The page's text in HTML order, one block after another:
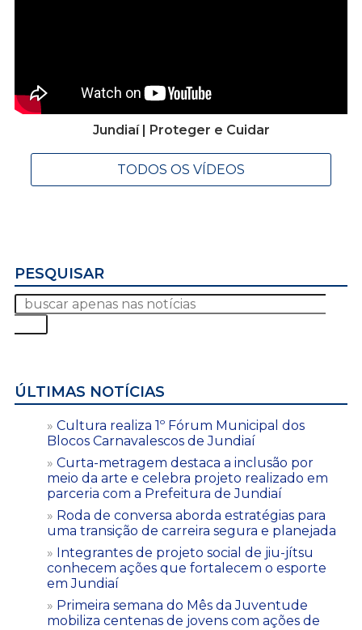
Jundiaí | Proteger e Cuidar
TODOS OS VÍDEOS
PESQUISAR
ÚLTIMAS NOTÍCIAS
Cultura realiza 1º Fórum Municipal dos
Blocos Carnavalescos de Jundiaí
Curta-metragem destaca a inclusão por
meio da arte e celebra projeto realizado em
parceria com a Prefeitura de Jundiaí
Roda de conversa aborda estratégias para
uma transição de carreira segura e planejada
Integrantes de projeto social de jiu-jítsu
conhecem ações que fortalecem o esporte
em Jundiaí
Primeira semana do Mês da Juventude
mobiliza centenas de jovens com ações de